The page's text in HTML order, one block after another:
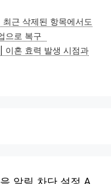
근 삭제된 항목에서도
으로 복구
이혼 효력 발생 시점과